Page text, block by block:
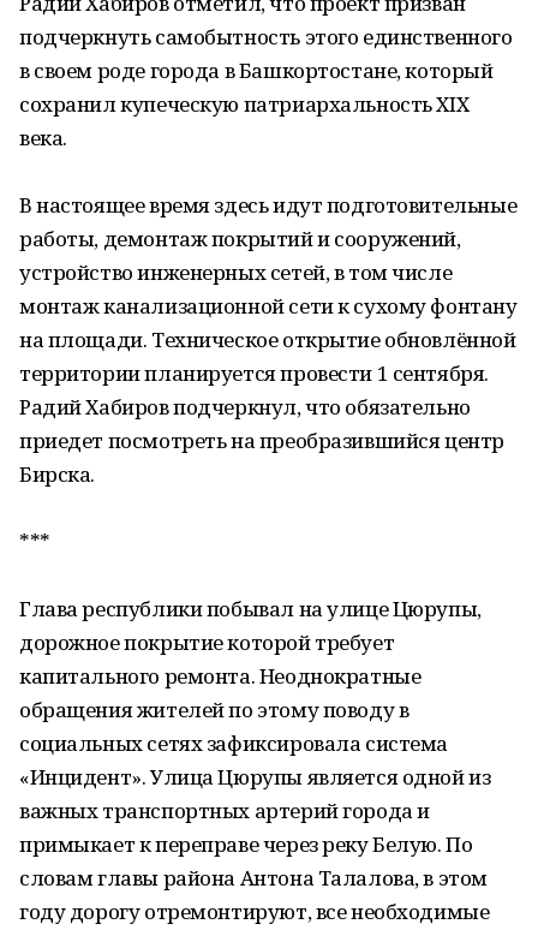
подчеркнуть самобытность этого единственного
в своем роде города в Башкортостане, который
сохранил купеческую патриархальность XIX
века.
В настоящее время здесь идут подготовительные
работы, демонтаж покрытий и сооружений,
устройство инженерных сетей, в том числе
монтаж канализационной сети к сухому фонтану
на площади. Техническое открытие обновлённой
территории планируется провести 1 сентября.
Радий Хабиров подчеркнул, что обязательно
приедет посмотреть на преобразившийся центр
Бирска.
***
Глава республики побывал на улице Цюрупы,
дорожное покрытие которой требует
капитального ремонта. Неоднократные
обращения жителей по этому поводу в
социальных сетях зафиксировала система
«Инцидент». Улица Цюрупы является одной из
важных транспортных артерий города и
примыкает к переправе через реку Белую. По
словам главы района Антона Талалова, в этом
году дорогу отремонтируют, все необходимые